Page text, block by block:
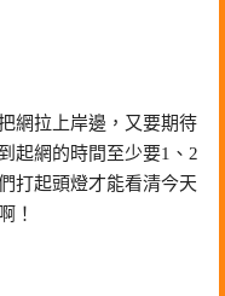
網拉上岸邊，又要期待
起網的時間至少要1、2
打起頭燈才能看清今天
！